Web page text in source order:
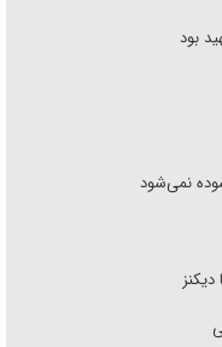
بود
نمی‌شود